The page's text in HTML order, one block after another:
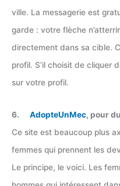
ville. La messagerie est
garde : votre flèche
directement dans sa cible.
profil. S’il choisit de cliquer
sur votre profil.
6. AdopteUnMec, pour
Ce site est beaucoup plus
femmes qui prennent les
Le principe, le voici. Les